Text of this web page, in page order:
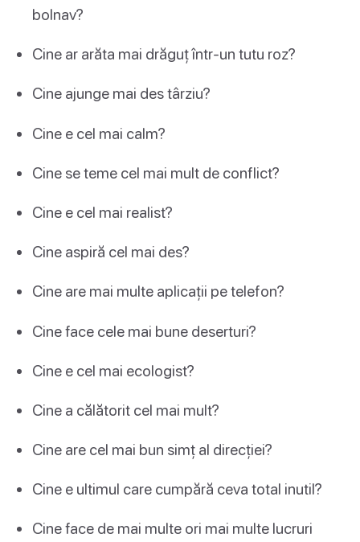
bolnav?
Cine ar arăta mai drăguț într-un tutu roz?
Cine ajunge mai des târziu?
Cine e cel mai calm?
Cine se teme cel mai mult de conflict?
Cine e cel mai realist?
Cine aspiră cel mai des?
Cine are mai multe aplicații pe telefon?
Cine face cele mai bune deserturi?
Cine e cel mai ecologist?
Cine a călătorit cel mai mult?
Cine are cel mai bun simț al direcției?
Cine e ultimul care cumpără ceva total inutil?
Cine face de mai multe ori mai multe lucruri